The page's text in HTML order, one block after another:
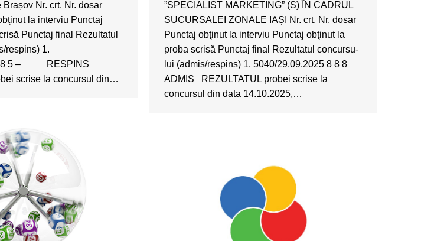
Nr. crt. Nr. dosar
la interviu Punctaj
Punctaj final Rezultatul
respins) 1.
8 5 – RESPINS
scrise la concursul din…
”SPECIALIST MARKETING” (S) ÎN CADRUL
SUCURSALEI ZONALE IAȘI Nr. crt. Nr. dosar
Punctaj obţinut la interviu Punctaj obţinut la
proba scrisă Punctaj final Rezultatul concursu-
lui (admis/respins) 1. 5040/29.09.2025 8 8 8
ADMIS REZULTATUL probei scrise la
concursul din data 14.10.2025,…